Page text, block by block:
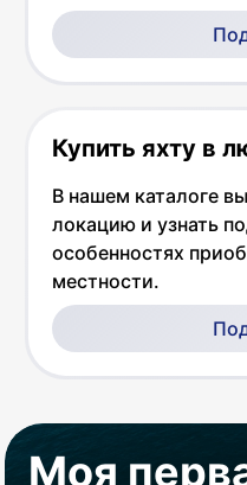
Купить яхту в
В нашем каталоге
локацию и узнать
особенностях
местности.
Моя